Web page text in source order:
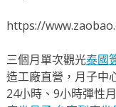
https://
三個月單次觀光泰國
造工廠直營，月子中
24小時、9小時彈性